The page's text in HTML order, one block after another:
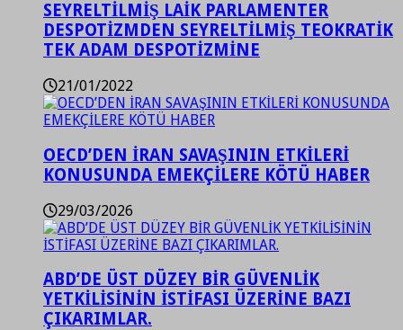
SEYRELTİLMİŞ LAİK PARLAMENTER
DESPOTİZMDEN SEYRELTİLMİŞ TEOKRATİK
TEK ADAM DESPOTİZMİNE
21/01/2022
OECD’DEN İRAN SAVAŞININ ETKİLERİ
KONUSUNDA EMEKÇİLERE KÖTÜ HABER
29/03/2026
ABD’DE ÜST DÜZEY BİR GÜVENLİK
YETKİLİSİNİN İSTİFASI ÜZERİNE BAZI
ÇIKARIMLAR.